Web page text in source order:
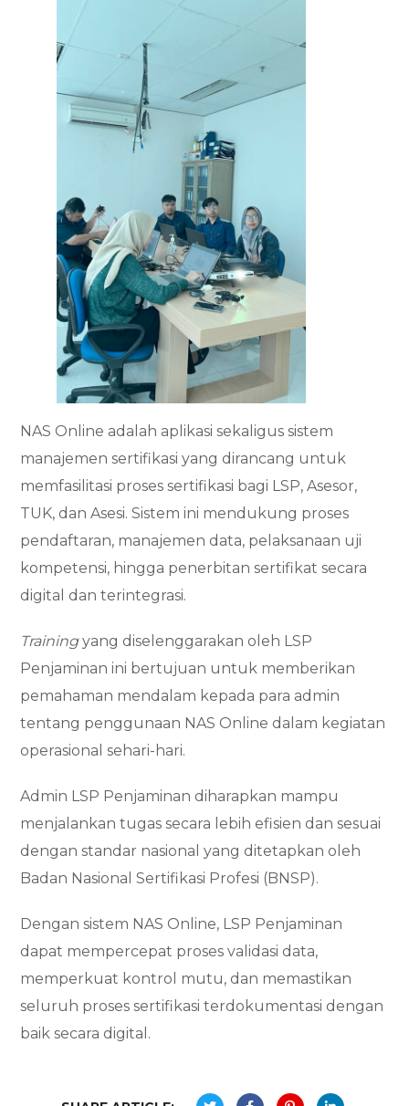
NAS Online adalah aplikasi sekaligus sistem
manajemen sertifikasi yang dirancang untuk
memfasilitasi proses sertifikasi bagi LSP, Asesor,
TUK, dan Asesi. Sistem ini mendukung proses
pendaftaran, manajemen data, pelaksanaan uji
kompetensi, hingga penerbitan sertifikat secara
digital dan terintegrasi.
Trainingyang diselenggarakan oleh LSP
Penjaminan ini bertujuan untuk memberikan
pemahaman mendalam kepada para admin
tentang penggunaan NAS Online dalam kegiatan
operasional sehari-hari.
Admin LSP Penjaminan diharapkan mampu
menjalankan tugas secara lebih efisien dan sesuai
dengan standar nasional yang ditetapkan oleh
Badan Nasional Sertifikasi Profesi (BNSP).
Dengan sistem NAS Online, LSP Penjaminan
dapat mempercepat proses validasi data,
memperkuat kontrol mutu, dan memastikan
seluruh proses sertifikasi terdokumentasi dengan
baik secara digital.